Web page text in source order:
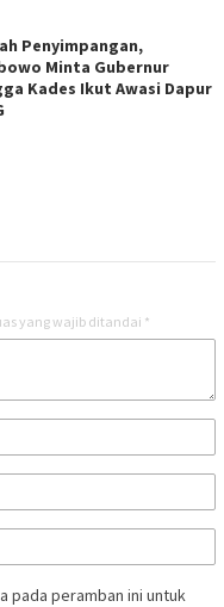
Penyimpangan,
Minta Gubernur
Kades Ikut Awasi Dapur
yang wajib ditandai *
pada peramban ini untuk